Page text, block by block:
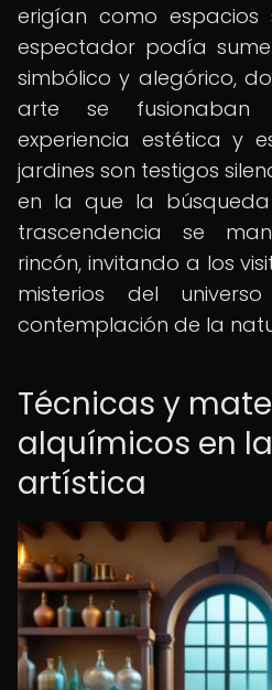
erigían como
espectador podía
simbólico y alegórico,
arte se
experiencia estética y
jardines son testigos
en la que la
trascendencia se
rincón, invitando a los
misterios del
contemplación de la
Técnicas y
alquímicos en
artística